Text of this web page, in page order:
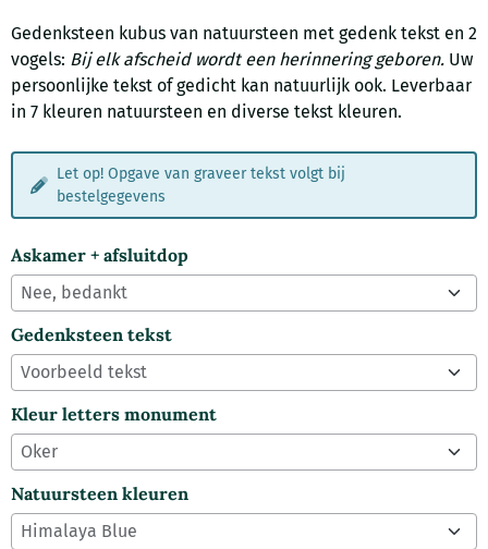
Gedenksteen kubus van natuursteen met gedenk tekst en 2
vogels: Bij elk afscheid wordt een herinnering geboren. Uw
persoonlijke tekst of gedicht kan natuurlijk ook. Leverbaar
in 7 kleuren natuursteen en diverse tekst kleuren.
Let op! Opgave van graveer tekst volgt bij
bestelgegevens
Askamer + afsluitdop
Gedenksteen tekst
Kleur letters monument
Natuursteen kleuren